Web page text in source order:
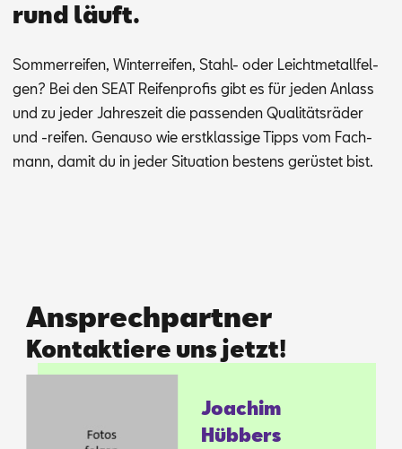
rund läuft.
Som­mer­rei­fen, Win­ter­rei­fen, Stahl- oder Leicht­me­tall­fel­
gen? Bei den SEAT Rei­fen­pro­fis gibt es für je­den An­lass
und zu je­der Jah­res­zeit die pas­sen­den Qua­li­täts­rä­der
und -rei­fen. Ge­nau­so wie erst­klas­si­ge Tipps vom Fach­
mann, da­mit du in je­der Si­tua­ti­on bes­tens ge­rüs­tet bist.
Ansprechpartner
Kontaktiere uns jetzt!
Joa­chim
Hüb­bers